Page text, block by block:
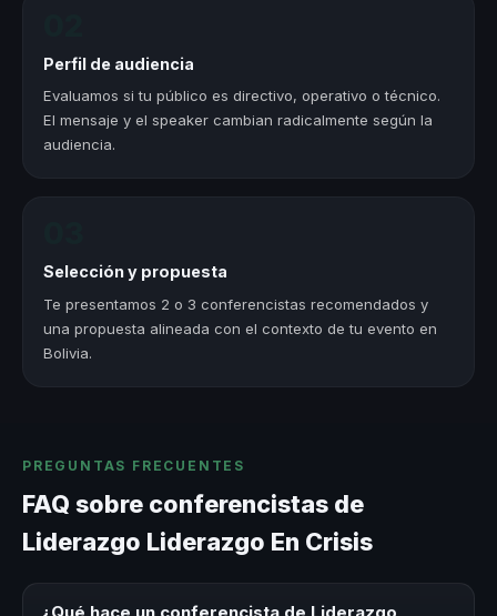
Perfil de audiencia
Evaluamos si tu público es directivo, operativo o técnico.
El mensaje y el speaker cambian radicalmente según la
audiencia.
Selección y propuesta
Te presentamos 2 o 3 conferencistas recomendados y
una propuesta alineada con el contexto de tu evento en
Bolivia.
PREGUNTAS FRECUENTES
FAQ sobre conferencistas de
Liderazgo Liderazgo En Crisis